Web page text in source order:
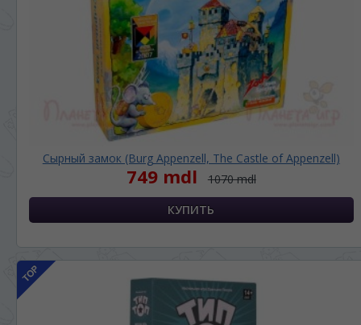
Сырный замок (Burg Appenzell, The Castle of Appenzell)
749 mdl 1070 mdl